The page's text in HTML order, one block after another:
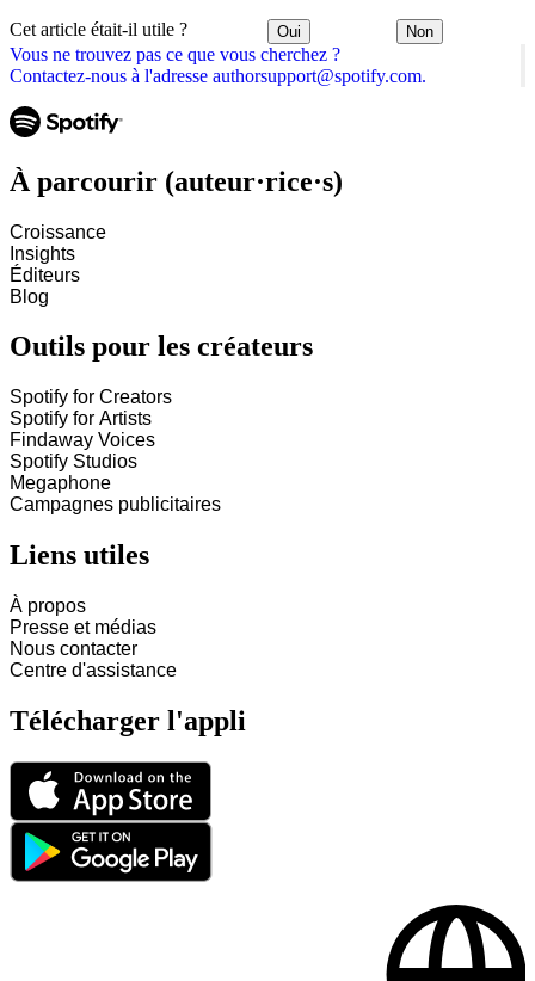
Vous ne trouvez pas ce que vous cherchez ?
Contactez-nous à l'adresse authorsupport@spotify.com.
Cet article était-il utile ? Oui Non
À parcourir (auteur·rice·s)
Croissance
Insights
Éditeurs
Blog
Outils pour les créateurs
Spotify for Creators
Spotify for Artists
Findaway Voices
Spotify Studios
Megaphone
Campagnes publicitaires
Liens utiles
À propos
Presse et médias
Nous contacter
Centre d'assistance
Télécharger l'appli